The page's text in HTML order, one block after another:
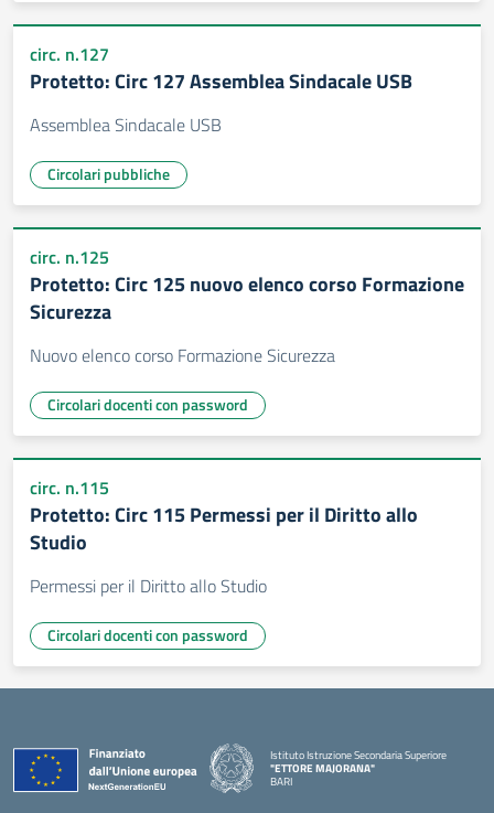
circ. n.127
Protetto: Circ 127 Assemblea Sindacale USB
Assemblea Sindacale USB
Circolari pubbliche
circ. n.125
Protetto: Circ 125 nuovo elenco corso Formazione
Sicurezza
Nuovo elenco corso Formazione Sicurezza
Circolari docenti con password
circ. n.115
Protetto: Circ 115 Permessi per il Diritto allo
Studio
Permessi per il Diritto allo Studio
Circolari docenti con password
Istituto Istruzione Secondaria Superiore
"ETTORE MAJORANA"
BARI